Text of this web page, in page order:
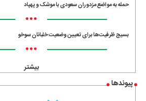
حمله به مواضع مزدوران سعودی با موشک و پهپاد
•••
بسیج ظرفیت‌ها برای تعیین وضعیت خلبانان سوخو
•••
بیشتر
پیوندها